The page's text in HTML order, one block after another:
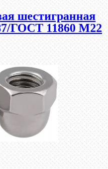
шестигранная
ГОСТ 11860 М22